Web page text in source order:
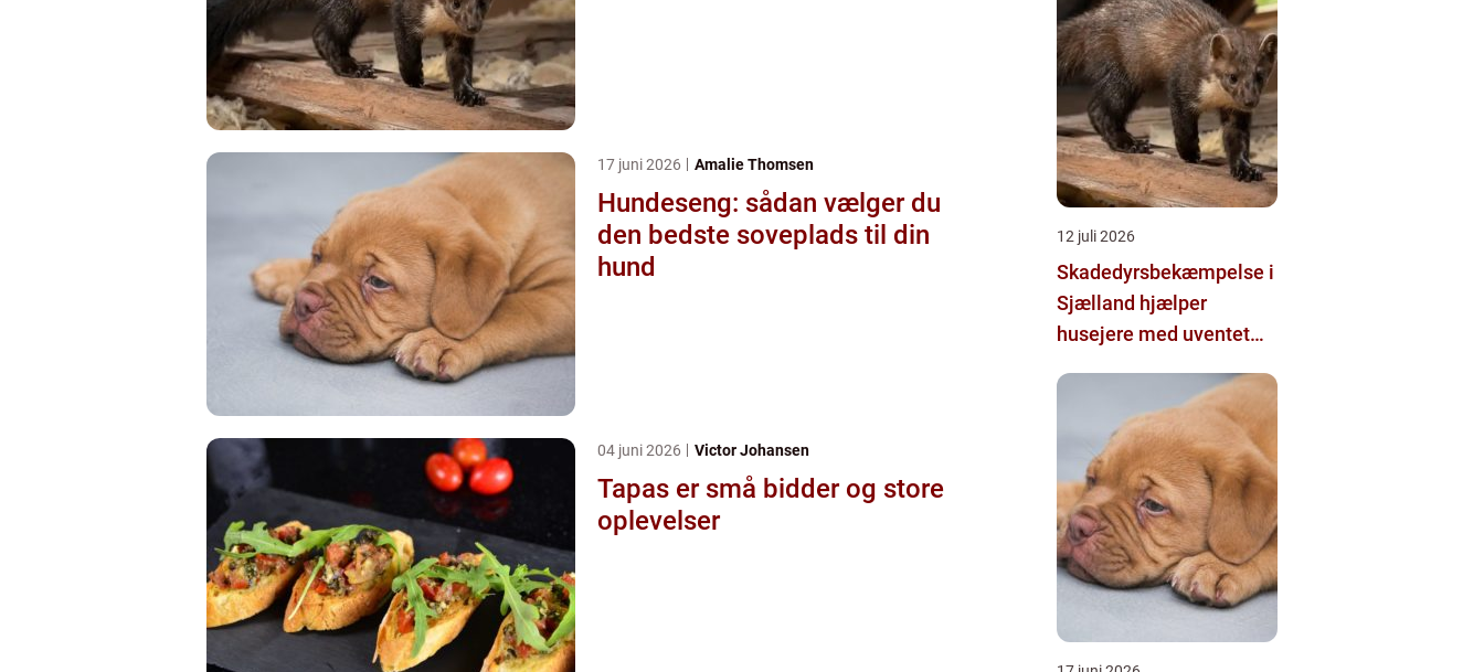
17 juni 2026 Amalie Thomsen
Hundeseng: sådan vælger du
den bedste soveplads til din
hund
04 juni 2026 Victor Johansen
Tapas er små bidder og store
oplevelser
12 juli 2026
Skadedyrsbekæmpelse i
Sjælland hjælper
husejere med uventet